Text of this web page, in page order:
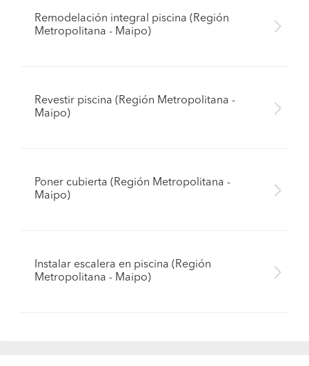
Remodelación integral piscina (Región
Metropolitana - Maipo)
Revestir piscina (Región Metropolitana -
Maipo)
Poner cubierta (Región Metropolitana -
Maipo)
Instalar escalera en piscina (Región
Metropolitana - Maipo)